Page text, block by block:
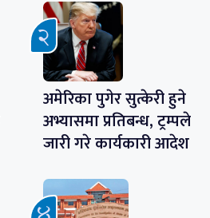
अमेरिका पुगेर सुत्केरी हुने
अभ्यासमा प्रतिबन्ध, ट्रम्पले
जारी गरे कार्यकारी आदेश